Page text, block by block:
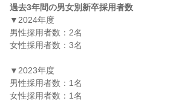
過去3年間の男女別新卒採用者数
▼2024年度
男性採用者数：2名
女性採用者数：3名
▼2023年度
男性採用者数：1名
女性採用者数：1名